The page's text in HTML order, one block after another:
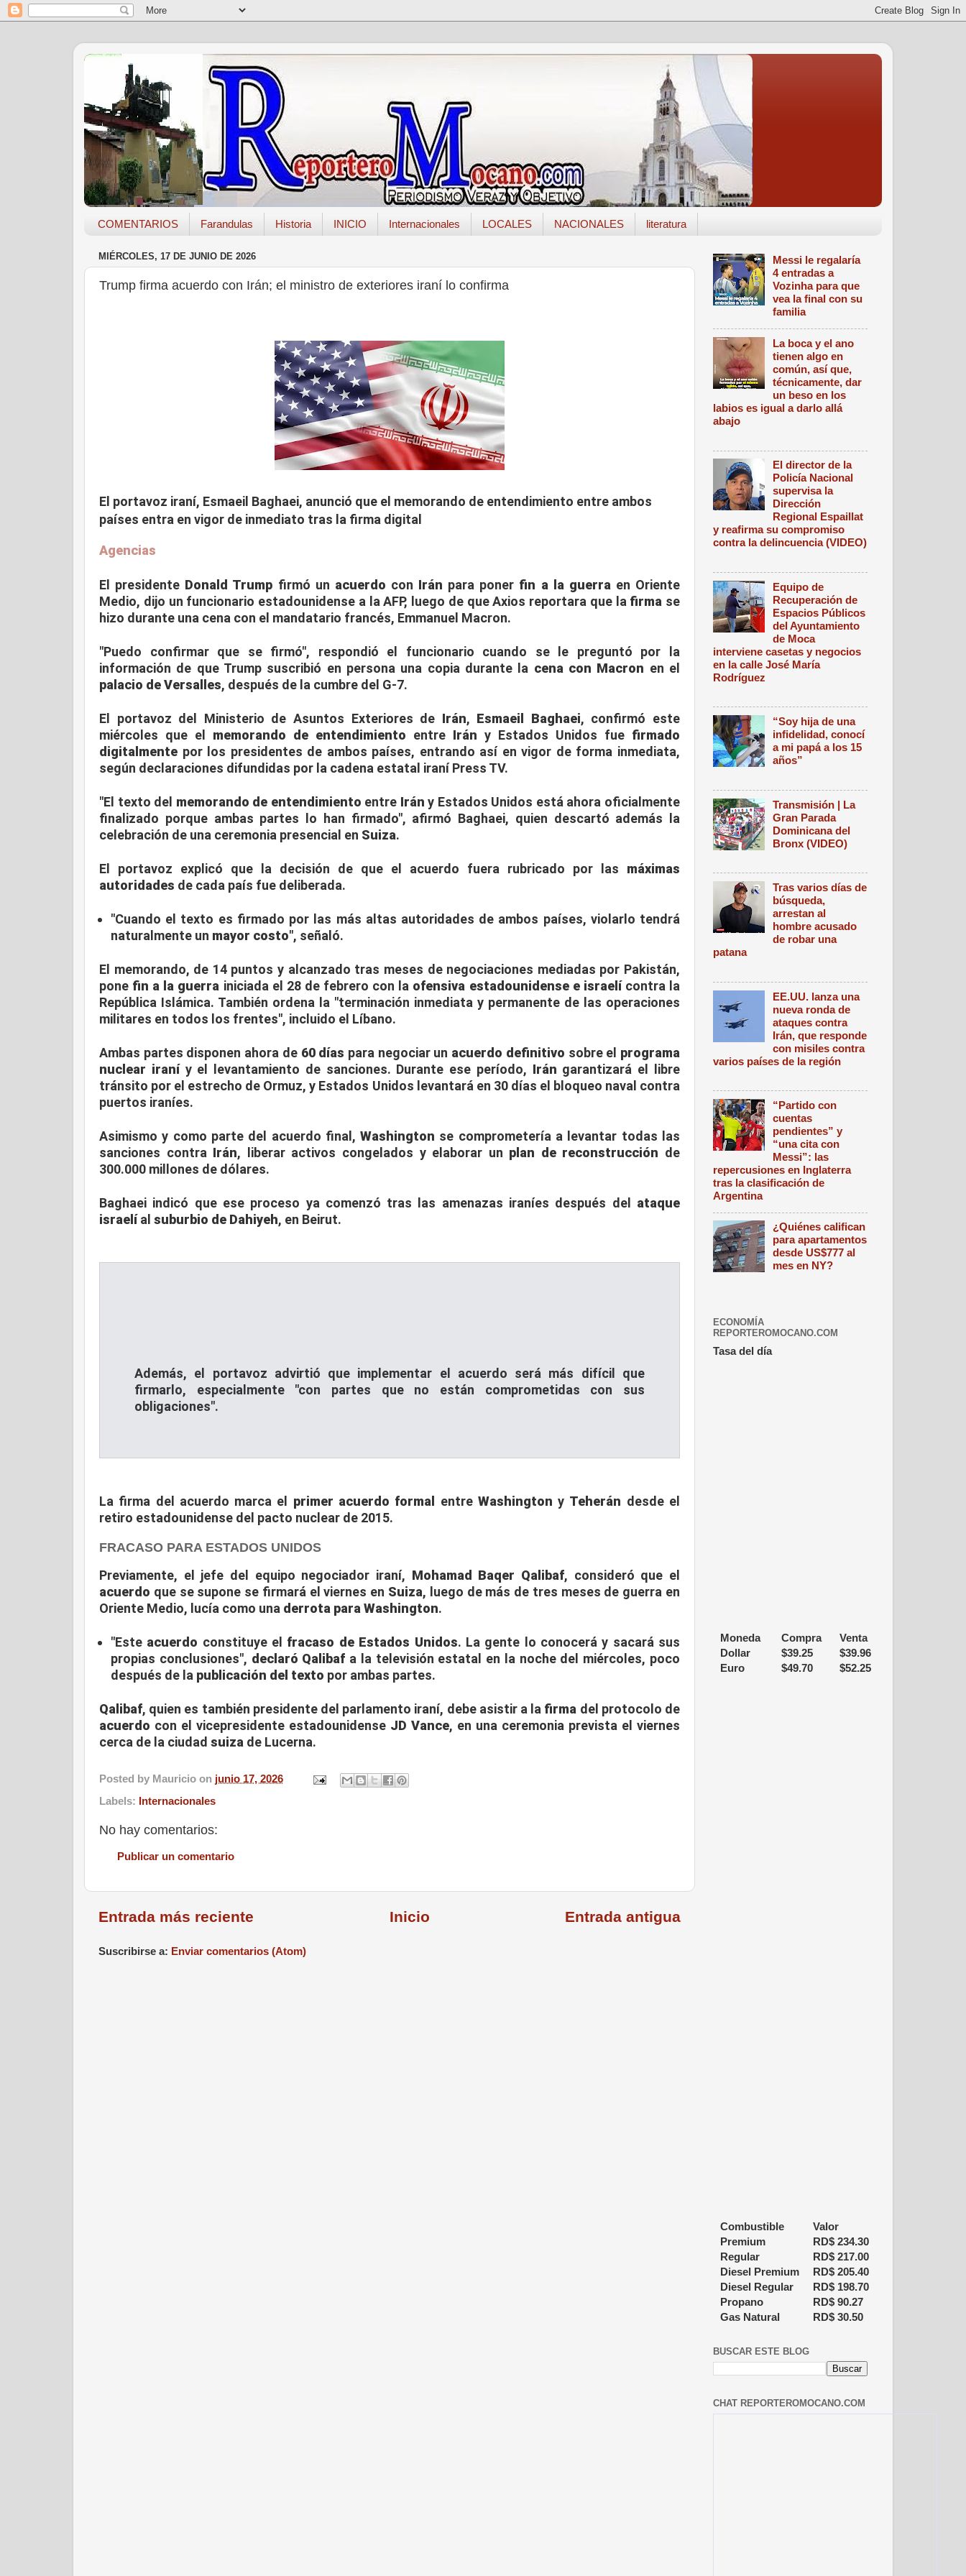
COMENTARIOS Farandulas Historia INICIO Internacionales LOCALES NACIONALES literatura
MIÉRCOLES, 17 DE JUNIO DE 2026
Trump firma acuerdo con Irán; el ministro de exteriores iraní lo confirma
El portavoz iraní, Esmaeil Baghaei, anunció que el memorando de entendimiento entre ambos
países entra en vigor de inmediato tras la firma digital
Agencias
El presidente Donald Trump firmó un acuerdo con Irán para poner fin a la guerraen Oriente
Medio, dijo un funcionario estadounidense a la AFP, luego de que Axios reportara que la firma se
hizo durante una cena con el mandatario francés, Emmanuel Macron.
"Puedo confirmar que se firmó", respondió el funcionario cuando se le preguntó por la
información de que Trump suscribió en persona una copia durante la cena con Macron en el
palacio de Versalles, después de la cumbre del G-7.
El portavoz del Ministerio de Asuntos Exteriores de Irán, Esmaeil Baghaei, confirmó este
miércoles que el memorando de entendimiento entre Irán y Estados Unidos fue firmado
digitalmente por los presidentes de ambos países, entrando así en vigor de forma inmediata,
según declaraciones difundidas por la cadena estatal iraní Press TV.
"El texto del memorando de entendimiento entre Irán y Estados Unidos está ahora oficialmente
finalizado porque ambas partes lo han firmado", afirmó Baghaei, quien descartó además la
celebración de una ceremonia presencial en Suiza.
El portavoz explicó que la decisión de que el acuerdo fuera rubricado por las máximas
autoridades de cada país fue deliberada.
"Cuando el texto es firmado por las más altas autoridades de ambos países, violarlo tendrá
naturalmente un mayor costo", señaló.
El memorando, de 14 puntos y alcanzado tras meses de negociaciones mediadas por Pakistán,
pone fin a la guerra iniciada el 28 de febrero con la ofensiva estadounidense e israelícontra la
República Islámica. También ordena la "terminación inmediata y permanente de las operaciones
militares en todos los frentes", incluido el Líbano.
Ambas partes disponen ahora de 60 días para negociar un acuerdo definitivo sobre el programa
nuclear iraníy el levantamiento de sanciones. Durante ese período, Irán garantizará el libre
tránsito por el estrecho de Ormuz, y Estados Unidos levantará en 30 días el bloqueo naval contra
puertos iraníes.
Asimismo y como parte del acuerdo final,Washington se comprometería a levantar todas las
sanciones contra Irán, liberar activos congelados y elaborar un plan de reconstrucción de
300.000 millones de dólares.
Baghaei indicó que ese proceso ya comenzó tras las amenazas iraníes después del ataque
israelíal suburbio de Dahiyeh, en Beirut.
Además, el portavoz advirtió que implementar el acuerdo será más difícil que
firmarlo, especialmente "con partes que no están comprometidas con sus
obligaciones".
La firma del acuerdo marca el primer acuerdo formal entre Washington y Teherán desde el
retiro estadounidense del pacto nuclear de 2015.
FRACASO PARA ESTADOS UNIDOS
Previamente, el jefe del equipo negociador iraní, Mohamad Baqer Qalibaf, consideró que el
acuerdo que se supone se firmará el viernes en Suiza, luego de más de tres meses de guerra en
Oriente Medio, lucía como una derrota para Washington.
"Este acuerdo constituye el fracaso de Estados Unidos. La gente lo conocerá y sacará sus
propias conclusiones", declaró Qalibaf a la televisión estatal en la noche del miércoles, poco
después de la publicación del texto por ambas partes.
Qalibaf, quien es también presidente del parlamento iraní, debe asistir a la firma del protocolo de
acuerdo con el vicepresidente estadounidense JD Vance, en una ceremonia prevista el viernes
cerca de la ciudad suiza de Lucerna.
Posted by Mauricio on junio 17, 2026
Labels: Internacionales
No hay comentarios:
Publicar un comentario
Entrada más reciente Entrada antigua
Inicio
Suscribirse a: Enviar comentarios (Atom)
Messi le regalaría
4 entradas a
Vozinha para que
vea la final con su
familia
La boca y el ano
tienen algo en
común, así que,
técnicamente, dar
un beso en los
labios es igual a darlo allá
abajo
El director de la
Policía Nacional
supervisa la
Dirección
Regional Espaillat
y reafirma su compromiso
contra la delincuencia (VIDEO)
Equipo de
Recuperación de
Espacios Públicos
del Ayuntamiento
de Moca
interviene casetas y negocios
en la calle José María
Rodríguez
“Soy hija de una
infidelidad, conocí
a mi papá a los 15
años”
Transmisión | La
Gran Parada
Dominicana del
Bronx (VIDEO)
Tras varios días de
búsqueda,
arrestan al
hombre acusado
de robar una
patana
EE.UU. lanza una
nueva ronda de
ataques contra
Irán, que responde
con misiles contra
varios países de la región
“Partido con
cuentas
pendientes” y
“una cita con
Messi”: las
repercusiones en Inglaterra
tras la clasificación de
Argentina
¿Quiénes califican
para apartamentos
desde US$777 al
mes en NY?
ECONOMÍA
REPORTEROMOCANO.COM
Tasa del día
Moneda Compra
Venta
Dollar
$39.25 $39.96
Euro
$49.70 $52.25
Combustible
Valor
Premium
RD$ 234.30
Regular
RD$ 217.00
Diesel Premium
RD$ 205.40
Diesel Regular
RD$ 198.70
Propano
RD$ 90.27
Gas Natural
RD$ 30.50
BUSCAR ESTE BLOG
CHAT REPORTEROMOCANO.COM